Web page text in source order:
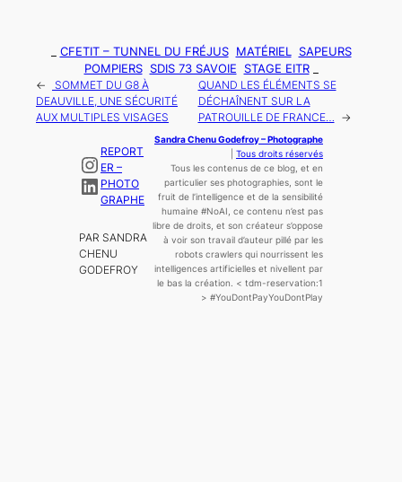
CFETIT – TUNNEL DU FRÉJUS MATÉRIEL SAPEURS
POMPIERS SDIS 73 SAVOIE STAGE EITR_
←
SOMMET DU G8 À
DEAUVILLE, UNE SÉCURITÉ
AUX MULTIPLES VISAGES
QUAND LES ÉLÉMENTS SE
DÉCHAÎNENT SUR LA
PATROUILLE DE FRANCE… →
Instagram
LinkedIn
REPORT
ER –
PHOTO
GRAPHE
PAR SANDRA
CHENU
GODEFROY
Sandra Chenu Godefroy – Photographe
Tous droits réservés
Tous les contenus de ce blog, et en
particulier ses photographies, sont le
fruit de l’intelligenceet de la sensibilité
humaine#NoAI, ce contenu n’est pas
libre de droits, et son créateur s’oppose
à voir son travail d’auteur pillé par les
robots crawlers qui nourrissent les
intelligences artificielles et nivellent par
le bas la création. < tdm-reservation:1
> #YouDontPayYouDontPlay